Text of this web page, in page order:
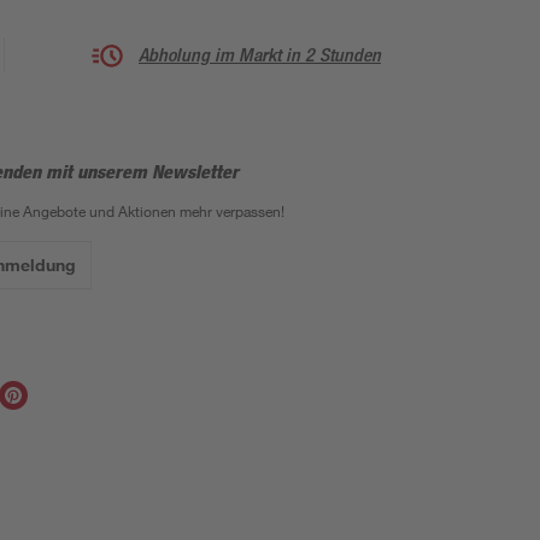
Abholung im Markt in 2 Stunden
mit unserem Newsletter
Angebote und Aktionen mehr verpassen!